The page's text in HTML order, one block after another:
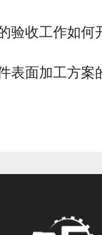
验收工作如
表面加工方